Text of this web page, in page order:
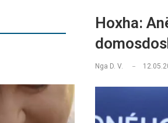
Hoxha:
Nga D. V.